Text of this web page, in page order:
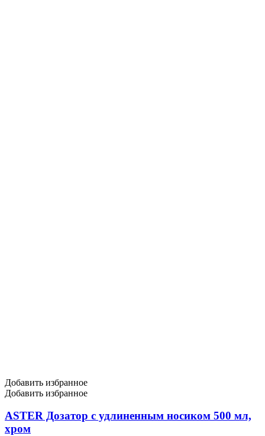
Добавить избранное
Добавить избранное
ASTER Дозатор с удлиненным носиком 500 мл,
хром